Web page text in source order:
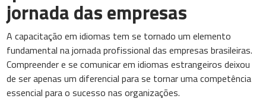
jornada das empresas
A capacitação em idiomas tem se tornado um elemento
fundamental na jornada profissional das empresas brasileiras.
Compreender e se comunicar em idiomas estrangeiros deixou
de ser apenas um diferencial para se tornar uma competência
essencial para o sucesso nas organizações.